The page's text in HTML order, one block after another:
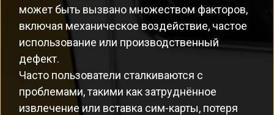
может быть вызвано множеством факторов,
включая механическое воздействие, частое
использование или производственный
дефект.
Часто пользователи сталкиваются с
проблемами, такими как затруднённое
извлечение или вставка сим-карты, потеря